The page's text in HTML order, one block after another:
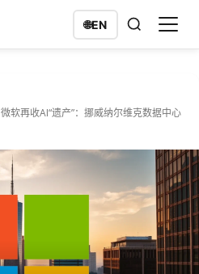
🌐EN
微软再收AI“遗产”：挪威纳尔维克数据中心